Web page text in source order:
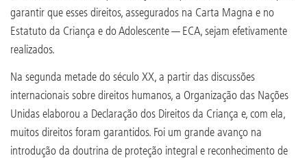
garantir que esses direitos, assegurados na Carta Magna e no
Estatuto da Criança e do Adolescente — ECA, sejam efetivamente
realizados.
Na segunda metade do século XX, a partir das discussões
internacionais sobre direitos humanos, a Organização das Nações
Unidas elaborou a Declaração dos Direitos da Criança e, com ela,
muitos direitos foram garantidos. Foi um grande avanço na
introdução da doutrina de proteção integral e reconhecimento de